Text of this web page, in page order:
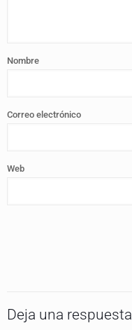
Nombre
Correo electrónico
Web
Deja una respuesta